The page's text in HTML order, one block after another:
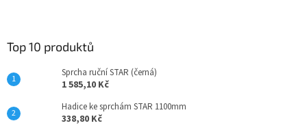
Top 10 produktů
Sprcha ruční STAR (černá)
1 585,10 Kč
Hadice ke sprchám STAR 1100mm
338,80 Kč